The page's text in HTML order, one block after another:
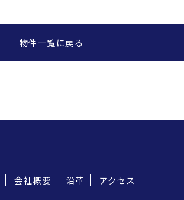
物件一覧に戻る
会社概要 沿革
アクセス